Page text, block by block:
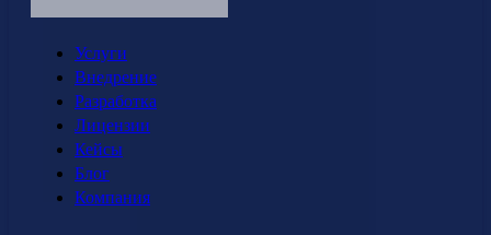
Услуги
Внедрение
Разработка
Лицензии
Кейсы
Блог
Компания